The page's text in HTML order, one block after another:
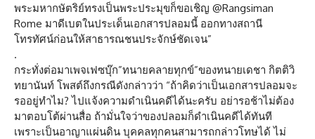
พระมหากษัตริย์ทรงเป็นพระประมุขก็ขอเชิญ @Rangsiman
Rome มาดีเบตในประเด็นเอกสารปลอมนี้ ออกทางสถานี
โทรทัศน์ก่อนให้สาธารณชนประจักษ์ชัดเจน”
.
กระทั่งต่อมาเพจเฟซบุ๊ก”ทนายคลายทุกข์”ของทนายเดชา กิตติวิ
ทยานันท์ โพสต์ถึงกรณีดังกล่าวว่า “ถ้าคิดว่าเป็นเอกสารปลอมจะ
รออยู่ทำไม? ไปแจ้งความดำเนินคดีได้นะครับ อย่ารอช้าไม่ต้อง
มาตอบโต้ผ่านสื่อ ถ้ามั่นใจว่าของปลอมก็ดำเนินคดีได้ทันที
เพราะเป็นอาญาแผ่นดิน บุคคลทุกคนสามารถกล่าวโทษได้ ไม่